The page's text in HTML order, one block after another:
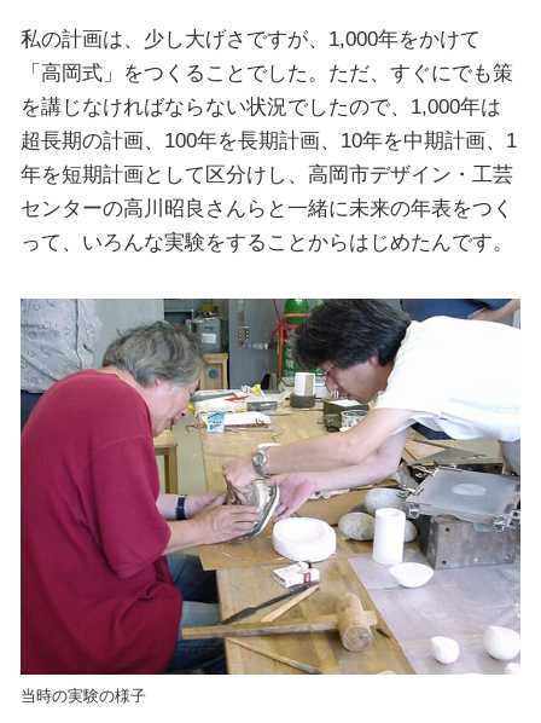
私の計画は、少し大げさですが、1,000年をかけて
「高岡式」をつくることでした。ただ、すぐにでも策
を講じなければならない状況でしたので、1,000年は
超長期の計画、100年を長期計画、10年を中期計画、1
年を短期計画として区分けし、高岡市デザイン・工芸
センターの高川昭良さんらと一緒に未来の年表をつく
って、いろんな実験をすることからはじめたんです。
当時の実験の様子